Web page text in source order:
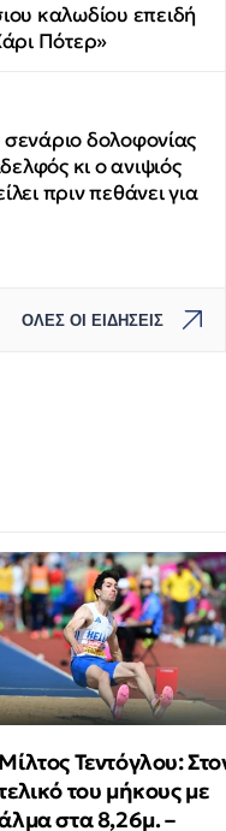
καλωδίου επειδή
Πότερ»
σενάριο δολοφονίας
κι ο ανιψιός
πριν πεθάνει για
ΟΛΕΣ ΟΙ ΕΙΔΗΣΕΙΣ
Μίλτος Τεντόγλου:
του μήκους με
στα 8,26μ. –